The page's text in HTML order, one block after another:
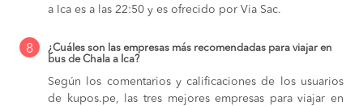
a Ica es a las 22:50 y es ofrecido por Via Sac.
8
¿Cuáles son las empresas más recomendadas para viajar en
bus de Chala a Ica?
Según los comentarios y calificaciones de los usuarios
de kupos.pe, las tres mejores empresas para viajar en